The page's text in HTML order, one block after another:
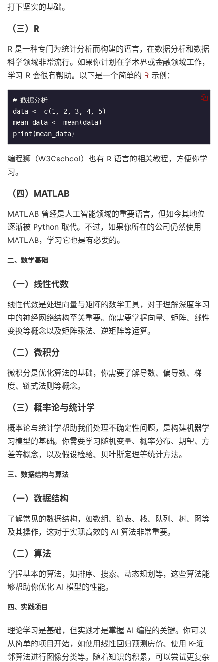
打下坚实的基础。
（三）R
R 是一种专门为统计分析而构建的语言，在数据分析和数据
科学领域非常流行。如果你计划在学术界或金融领域工作，
学习 R 会很有帮助。以下是一个简单的 R 示例：
# 数据分析
data <- c(1, 2, 3, 4, 5)
mean_data <- mean(data)
print(mean_data)
编程狮（W3Cschool）也有 R 语言的相关教程，方便你学
习。
（四）MATLAB
MATLAB 曾经是人工智能领域的重要语言，但如今其地位
逐渐被 Python 取代。不过，如果你所在的公司仍然使用
MATLAB，学习它也是有必要的。
二、数学基础
（一）线性代数
线性代数是处理向量与矩阵的数学工具，对于理解深度学习
中的神经网络结构至关重要。你需要掌握向量、矩阵、线性
变换等概念以及矩阵乘法、逆矩阵等运算。
（二）微积分
微积分是优化算法的基础，你需要了解导数、偏导数、梯
度、链式法则等概念。
（三）概率论与统计学
概率论与统计学帮助我们处理不确定性问题，是构建机器学
习模型的基础。你需要学习随机变量、概率分布、期望、方
差等概念，以及假设检验、贝叶斯定理等统计方法。
三、数据结构与算法
（一）数据结构
了解常见的数据结构，如数组、链表、栈、队列、树、图等
及其操作，这对于实现高效的 AI 算法非常重要。
（二）算法
掌握基本的算法，如排序、搜索、动态规划等，这些算法能
够帮助你优化 AI 模型的性能。
四、实践项目
理论学习是基础，但实践才是掌握 AI 编程的关键。你可以
从简单的项目开始，如使用线性回归预测房价、使用 K-近
邻算法进行图像分类等。随着知识的积累，可以尝试更复杂